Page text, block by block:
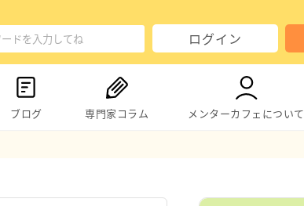
ログイン
ブログ 専門家コラム メンターカフェについて